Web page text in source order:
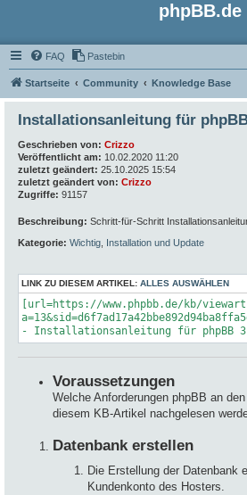
phpBB.de
FAQ Pastebin
Startseite Community Knowledge Base
Installationsanleitung für
Geschrieben von: Crizzo
Veröffentlicht am: 10.02.2020 11:20
zuletzt geändert: 25.10.2025 15:54
zuletzt geändert von: Crizzo
Zugriffe: 91157
Beschreibung: Schritt-für-Schritt
Kategorie: Wichtig Installation und Update
LINK ZU DIESEM ARTIKEL: ALLES AUSWÄHLEN
[url=https://www.phpbb.de/kb/
- Installationsanleitung für phpBB
Voraussetzungen
Welche Anforderungen phpBB an
diesem KB-Artikel nachgelesen
Datenbank erstellen
Die Erstellung der Datenbank
Kundenkonto des Hosters.